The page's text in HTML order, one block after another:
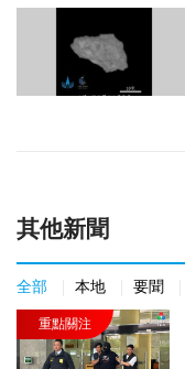
其他新聞
全部 本地 要聞